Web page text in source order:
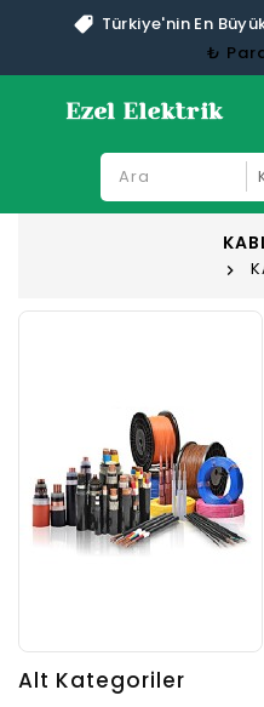
Türkiye'nin En
₺
Alt Kategoriler